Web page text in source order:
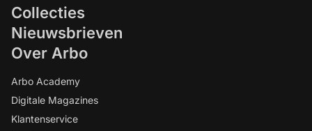
Collecties
Nieuwsbrieven
Over Arbo
Arbo Academy
Digitale Magazines
Klantenservice